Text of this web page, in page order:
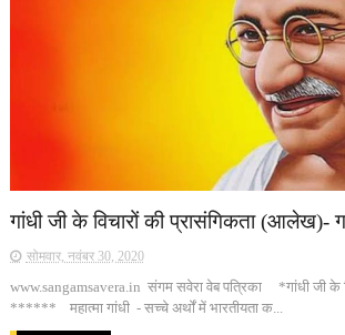
गांधी जी के विचारों की प्रासंगिकता (आलेख)-
सोमवार, नवंबर 30, 2020
www.sangamsavera.in संगम सवेरा वेब पत्रिका *गांधी जी के
****** महात्मा गांधी - सच्चे अर्थों में भारतीयता क...